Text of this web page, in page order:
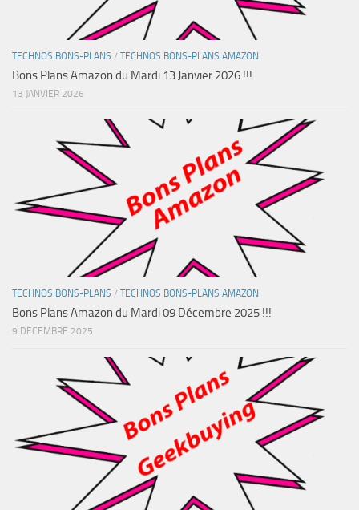
TECHNOS BONS-PLANS / TECHNOS BONS-PLANS AMAZON
Bons Plans Amazon du Mardi 13 Janvier 2026 !!!
13 JANVIER 2026
TECHNOS BONS-PLANS / TECHNOS BONS-PLANS AMAZON
Bons Plans Amazon du Mardi 09 Décembre 2025 !!!
9 DÉCEMBRE 2025